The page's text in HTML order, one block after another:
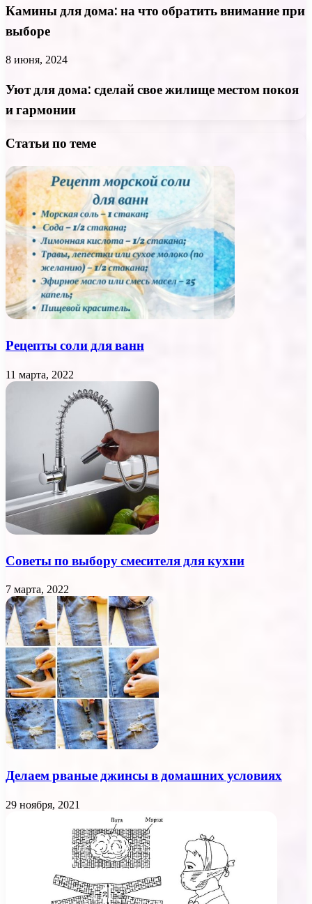
Камины для дома: на что обратить внимание при
выборе
8 июня, 2024
Уют для дома: сделай свое жилище местом покоя
и гармонии
Статьи по теме
Рецепты соли для ванн
11 марта, 2022
Советы по выбору смесителя для кухни
7 марта, 2022
Делаем рваные джинсы в домашних условиях
29 ноября, 2021